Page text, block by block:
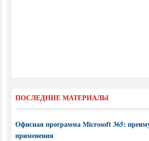
ПОСЛЕДНИЕ МАТЕРИАЛЫ
Офисная программа Microsoft 365:
применения